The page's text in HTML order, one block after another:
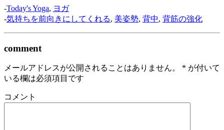
-Today's Yoga, ヨガ
-気持ちを前向きにしてくれる, 美姿勢, 背中, 背筋の強化
comment
メールアドレスが公開されることはありません。 * が付いて
いる欄は必須項目です
コメント